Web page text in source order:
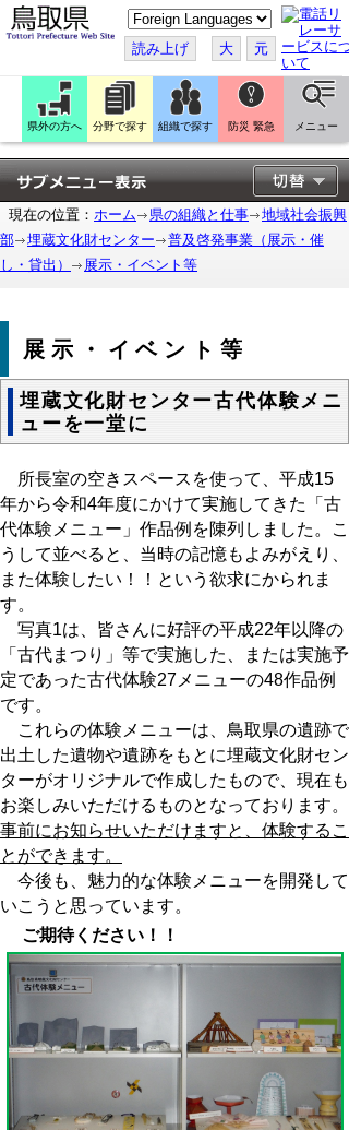
こ
の
ペ
ー
ジ
翻
訳
す
る
読み上げ 大 元
県外の方へ 分野で探す 組織で探す 防災 緊急 メニュー
現在の位置： ホーム 県の組織と仕事
地域社会振興
部
埋蔵文化財センター
普及啓発事業（展示・催
し・貸出）
展示・イベント等
展示・イベント等
埋蔵文化財センター古代体験メニ
ューを一堂に
所長室の空きスペースを使って、平成15
年から令和4年度にかけて実施してきた「古
代体験メニュー」作品例を陳列しました。こ
うして並べると、当時の記憶もよみがえり、
また体験したい！！という欲求にかられま
す。
写真1は、皆さんに好評の平成22年以降の
「古代まつり」等で実施した、または実施予
定であった古代体験27メニューの48作品例
です。
これらの体験メニューは、鳥取県の遺跡で
出土した遺物や遺跡をもとに埋蔵文化財セン
ターがオリジナルで作成したもので、現在も
お楽しみいただけるものとなっております。
事前にお知らせいただけますと、体験するこ
とができます。
今後も、魅力的な体験メニューを開発して
いこうと思っています。
ご期待ください！！